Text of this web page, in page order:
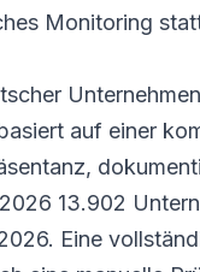
Monitoring
auf einer
13.902
Eine